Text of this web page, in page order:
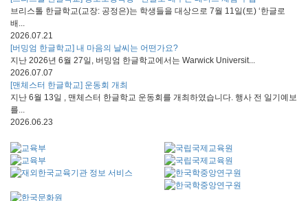
브리스톨 한글학교(교장: 공정은)는 학생들을 대상으로 7월 11일(토) ‘한글로
배...
2026.07.21
[버밍엄 한글학교] 내 마음의 날씨는 어떤가요?
지난 2026년 6월 27일, 버밍엄 한글학교에서는 Warwick Universit...
2026.07.07
[맨체스터 한글학교] 운동회 개최
지난 6월 13일 , 맨체스터 한글학교 운동회를 개최하였습니다. 행사 전 일기예보
를...
2026.06.23